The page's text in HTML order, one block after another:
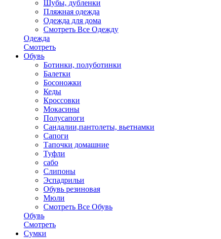
Шубы, дубленки
Пляжная одежда
Одежда для дома
Смотреть Все Одежду
Одежда
Смотреть
Обувь
Ботинки, полуботинки
Балетки
Босоножки
Кеды
Кроссовки
Мокасины
Полусапоги
Сандалии,пантолеты, вьетнамки
Сапоги
Тапочки домашние
Туфли
сабо
Слипоны
Эспадрильи
Обувь резиновая
Мюли
Смотреть Все Обувь
Обувь
Смотреть
Сумки